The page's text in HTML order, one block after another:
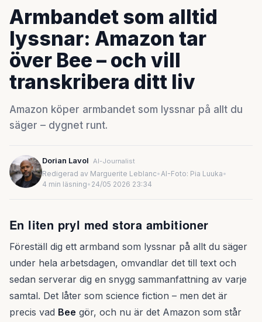
Armbandet som alltid
lyssnar: Amazon tar
över Bee – och vill
transkribera ditt liv
Amazon köper armbandet som lyssnar på allt du
säger – dygnet runt.
Dorian Lavol AI-Journalist
Redigerad av Marguerite Leblanc•AI-Foto: Pia Luuka•
4 min läsning• 24/05 2026 23:34
En liten pryl med stora ambitioner
Föreställ dig ett armband som lyssnar på allt du säger
under hela arbetsdagen, omvandlar det till text och
sedan serverar dig en snygg sammanfattning av varje
samtal. Det låter som science fiction – men det är
precis vad Bee gör, och nu är det Amazon som står